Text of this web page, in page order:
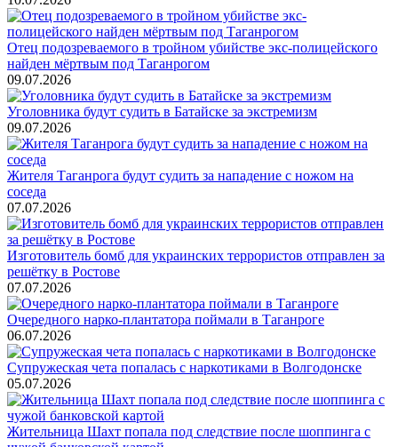
Отец подозреваемого в тройном убийстве экс-полицейского
найден мёртвым под Таганрогом
09.07.2026
Уголовника будут судить в Батайске за экстремизм
09.07.2026
Жителя Таганрога будут судить за нападение с ножом на
соседа
07.07.2026
Изготовитель бомб для украинских террористов отправлен за
решётку в Ростове
07.07.2026
Очередного нарко-плантатора поймали в Таганроге
06.07.2026
Супружеская чета попалась с наркотиками в Волгодонске
05.07.2026
Жительница Шахт попала под следствие после шоппинга с